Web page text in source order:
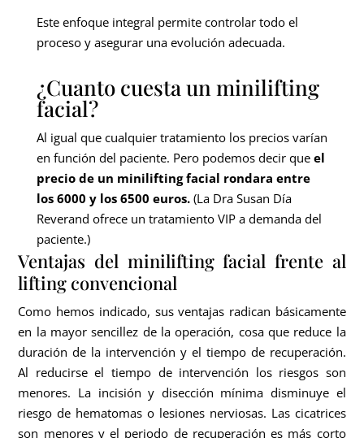
Este enfoque integral permite controlar todo el
proceso y asegurar una evolución adecuada.
¿Cuanto cuesta un minilifting
facial?
Al igual que cualquier tratamiento los precios varían
en función del paciente. Pero podemos decir que el
precio de un minilifting facial rondara entre
los 6000 y los 6500 euros. (La Dra Susan Día
Reverand ofrece un tratamiento VIP a demanda del
paciente.)
Ventajas del minilifting facial frente al
lifting convencional
Como hemos indicado, sus ventajas radican básicamente
en la mayor sencillez de la operación, cosa que reduce la
duración de la intervención y el tiempo de recuperación.
Al reducirse el tiempo de intervención los riesgos son
menores. La incisión y disección mínima disminuye el
riesgo de hematomas o lesiones nerviosas. Las cicatrices
son menores y el periodo de recuperación es más corto